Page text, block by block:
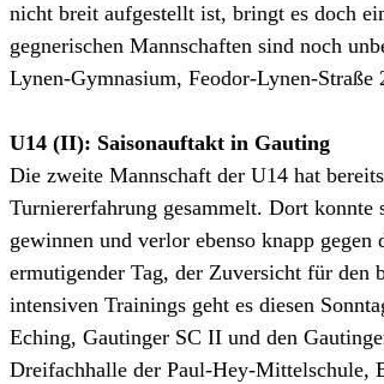
nicht breit aufgestellt ist, bringt es doch
gegnerischen Mannschaften sind noch
Lynen-Gymnasium, Feodor-Lynen-Straße
U14 (II): Saisonauftakt in Gauting
Die zweite Mannschaft der U14 hat
Turniererfahrung gesammelt. Dort
gewinnen und verlor ebenso knapp
ermutigender Tag, der Zuversicht für den
intensiven Trainings geht es diesen
Eching, Gautinger SC II und den
Dreifachhalle der Paul-Hey-Mittelschule,